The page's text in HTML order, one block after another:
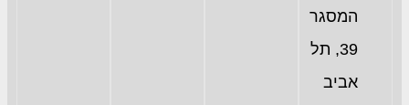
המסגר
39, תל
אביב